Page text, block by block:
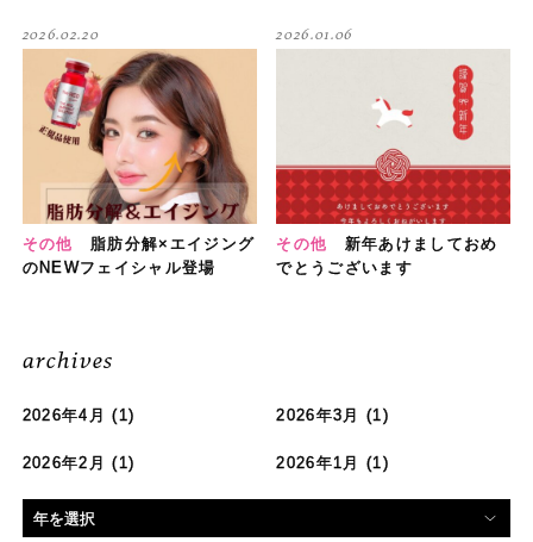
その他
脂肪分解×エイジング
のNEWフェイシャル登場
2026.02.20
その他
新年あけましておめ
でとうございます
2026.01.06
archives
2026年4月 (1) 2026年3月 (1)
2026年2月 (1) 2026年1月 (1)